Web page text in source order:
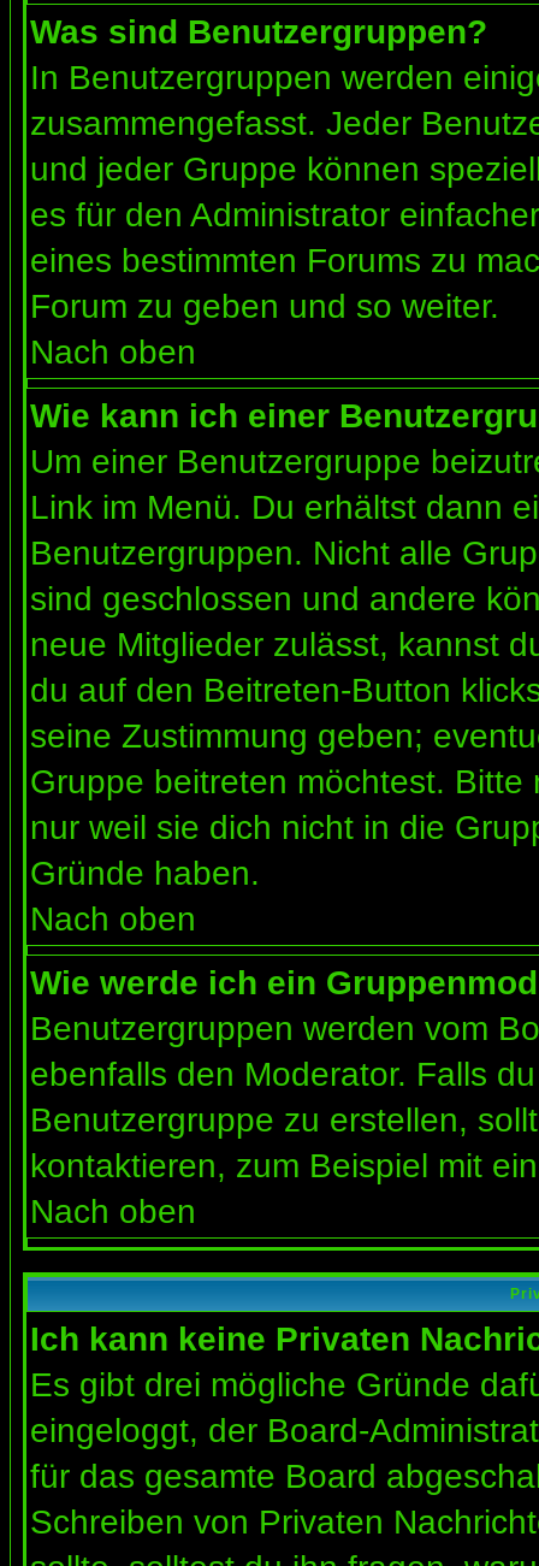
Was sind Benutzergruppen?
In Benutzergruppen werden
zusammengefasst. Jeder
und jeder Gruppe können
es für den Administrator
eines bestimmten Forums zu
Forum zu geben und so weiter.
Nach oben
Wie kann ich einer
Um einer Benutzergruppe
Link im Menü. Du erhältst dann
Benutzergruppen. Nicht alle
sind geschlossen und andere
neue Mitglieder zulässt, kannst
du auf den Beitreten-Button
seine Zustimmung geben;
Gruppe beitreten möchtest.
nur weil sie dich nicht in die
Gründe haben.
Nach oben
Wie werde ich ein
Benutzergruppen werden vom
ebenfalls den Moderator. Falls
Benutzergruppe zu erstellen,
kontaktieren, zum Beispiel mit
Nach oben
Ich kann keine Privaten
Es gibt drei mögliche Gründe
eingeloggt, der Board-
für das gesamte Board
Schreiben von Privaten